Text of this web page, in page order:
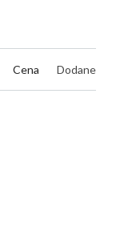
Cena Dodane